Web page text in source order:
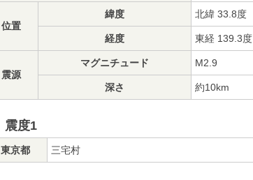
位置
緯度 北緯 33.8度
経度 東経 139.3度
震源
マグニチュード M2.9
深さ 約10km
震度1
東京都 三宅村